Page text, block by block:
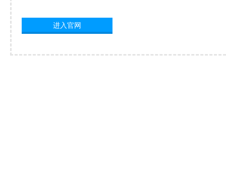
进入官网